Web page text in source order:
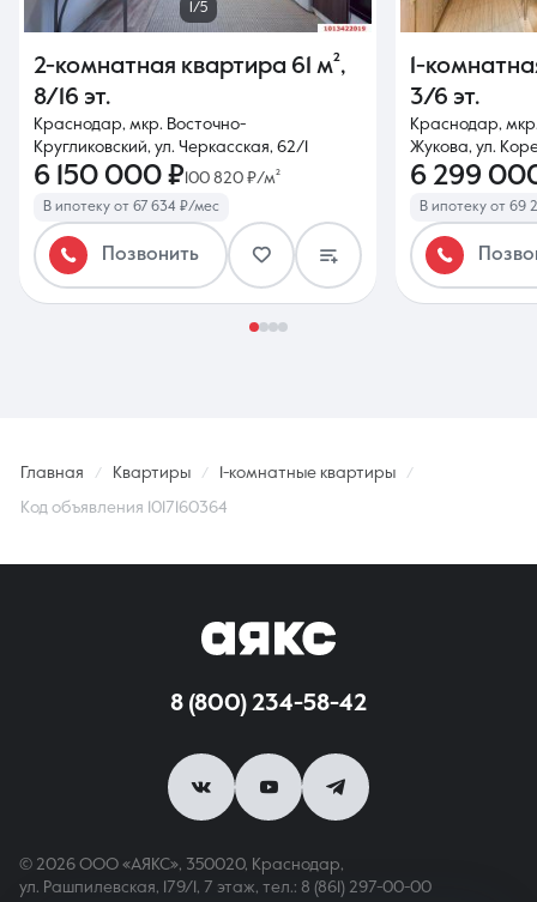
1/5
2-комнатная квартира 61 м²,
8/16 эт.
Краснодар, мкр. Восточно-
Кругликовский, ул. Черкасская, 62/1
6 150 000 ₽ 100 820 ₽/м²
В ипотеку от 67 634 ₽/мес
Позвонить
1-
3/6 эт.
Краснодар,
Жукова, ул.
6 299
В ипотеку от 69
Главная Квартиры 1-комнатные квартиры
Код объявления 1017160364
8 (800) 234-58-42
© 2026 ООО «АЯКС», 350020, Краснодар,
ул. Рашпилевская, 179/1, 7 этаж, тел.: 8 (861) 297-00-00